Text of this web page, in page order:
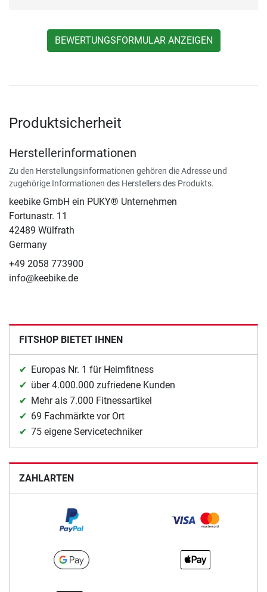
BEWERTUNGSFORMULAR ANZEIGEN
Produktsicherheit
Herstellerinformationen
Zu den Herstellungsinformationen gehören die Adresse und
zugehörige Informationen des Herstellers des Produkts.
keebike GmbH ein PUKY® Unternehmen
Fortunastr. 11
42489 Wülfrath
Germany
+49 2058 773900
info@keebike.de
FITSHOP BIETET IHNEN
Europas Nr. 1 für Heimfitness
über 4.000.000 zufriedene Kunden
Mehr als 7.000 Fitnessartikel
69 Fachmärkte vor Ort
75 eigene Servicetechniker
ZAHLARTEN